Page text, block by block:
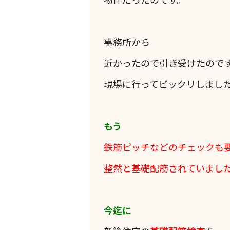
事務所から
近かったので引き受けたので
現場に行ってビックリしました
もう
鉄筋ピッチなどのチェックも
整然と基礎配筋されていました
今迄に